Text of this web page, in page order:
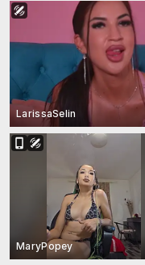
LarissaSelin
MaryPopey